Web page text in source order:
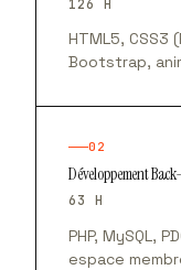
126 H
HTML5, CSS3
Bootstrap,
02
Développement
63 H
PHP, MySQL,
espace